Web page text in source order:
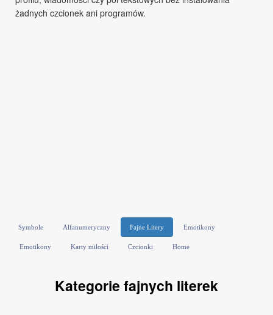
żadnych czcionek ani programów.
Symbole Alfanumeryczny Fajne Litery Emotikony
Emotikony Karty miłości Czcionki Home
Kategorie fajnych literek